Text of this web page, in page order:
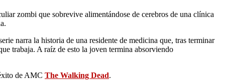
zombi que sobrevive alimentándose de cerebros de una clínica
narra la historia de una residente de medicina que, tras terminar
trabaja. A raíz de esto la joven termina absorviendo
de AMC The Walking Dead.